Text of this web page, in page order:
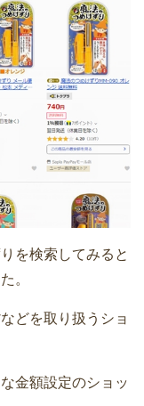
を検索してみると
。
どを取り扱うショ
金額設定のショッ